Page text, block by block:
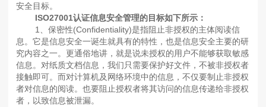
安全目标。
ISO27001认证信息安全管理的目标如下所示：
1、保密性(Confidentiality)是指阻止非授权的主体阅读信
息。它是信息安全一诞生就具有的特性，也是信息安全主要的研
究内容之一。更通俗地讲，就是说未授权的用户不能够获取敏感
信息。对纸质文档信息，我们只需要保护好文件，不被非授权者
接触即可。而对计算机及网络环境中的信息，不仅要制止非授权
者对信息的阅读。也要阻止授权者将其访问的信息传递给非授权
者，以致信息被泄漏。